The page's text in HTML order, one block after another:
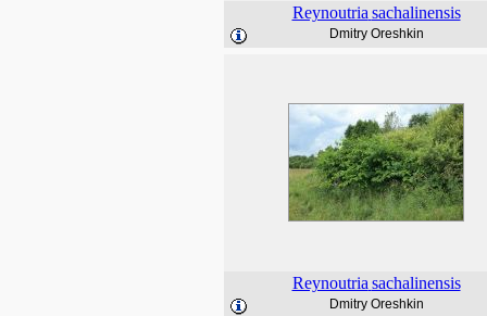
Reynoutria sachalinensis
Dmitry Oreshkin
Reynoutria sachalinensis
Dmitry Oreshkin